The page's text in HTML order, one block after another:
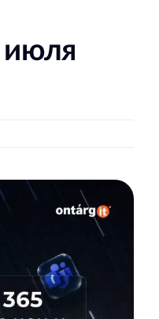
июля